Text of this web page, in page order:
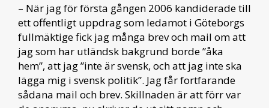
– När jag för första gången 2006 kandiderade till
ett offentligt uppdrag som ledamot i Göteborgs
fullmäktige fick jag många brev och mail om att
jag som har utländsk bakgrund borde ”åka
hem”, att jag ”inte är svensk, och att jag inte ska
lägga mig i svensk politik”. Jag får fortfarande
sådana mail och brev. Skillnaden är att förr var